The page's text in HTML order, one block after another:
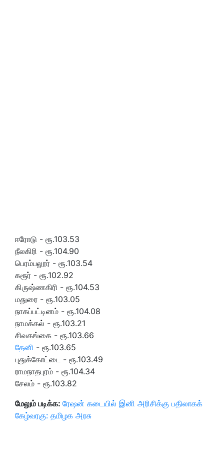
ஈரோடு - ரூ.103.53
நீலகிரி - ரூ.104.90
பெரம்பலூர் - ரூ.103.54
கரூர் - ரூ.102.92
கிருஷ்ணகிரி - ரூ.104.53
மதுரை - ரூ.103.05
நாகப்பட்டினம் - ரூ.104.08
நாமக்கல் - ரூ.103.21
சிவகங்கை - ரூ.103.66
தேனி - ரூ.103.65
புதுக்கோட்டை - ரூ.103.49
ராமநாதபுரம் - ரூ.104.34
சேலம் - ரூ.103.82
மேலும் படிக்க: ரேஷன் கடையில் இனி அரிசிக்கு பதிலாகக்
கேழ்வரகு: தமிழக அரசு